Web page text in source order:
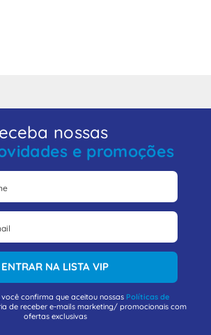
nossas
e promoções
ENTRAR NA LISTA VIP
confirma que aceitou nossas Políticas de
de receber e-mails marketing/ promocionais com
ofertas exclusivas